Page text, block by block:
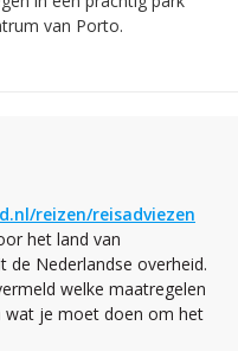
van Porto.
reizen/reisadviezen
het land van
de Nederlandse overheid.
welke maatregelen
wat je moet doen om het